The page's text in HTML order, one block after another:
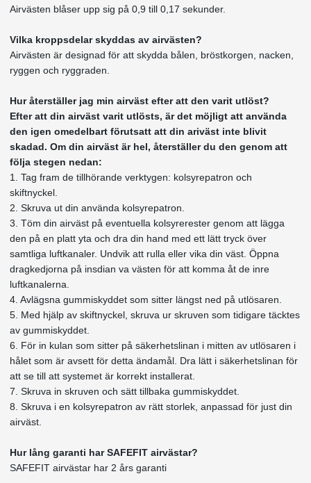
Airvästen blåser upp sig på 0,9 till 0,17 sekunder.
Vilka kroppsdelar skyddas av airvästen?
Airvästen är designad för att skydda bålen, bröstkorgen, nacken,
ryggen och ryggraden.
Hur återställer jag min airväst efter att den varit utlöst?
Efter att din airväst varit utlösts, är det möjligt att använda
den igen omedelbart förutsatt att din ariväst inte blivit
skadad. Om din airväst är hel, återställer du den genom att
följa stegen nedan:
1. Tag fram de tillhörande verktygen: kolsyrepatron och
skiftnyckel.
2. Skruva ut din använda kolsyrepatron.
3. Töm din airväst på eventuella kolsyrerester genom att lägga
den på en platt yta och dra din hand med ett lätt tryck över
samtliga luftkanaler. Undvik att rulla eller vika din väst. Öppna
dragkedjorna på insdian va västen för att komma åt de inre
luftkanalerna.
4. Avlägsna gummiskyddet som sitter längst ned på utlösaren.
5. Med hjälp av skiftnyckel, skruva ur skruven som tidigare täcktes
av gummiskyddet.
6. För in kulan som sitter på säkerhetslinan i mitten av utlösaren i
hålet som är avsett för detta ändamål. Dra lätt i säkerhetslinan för
att se till att systemet är korrekt installerat.
7. Skruva in skruven och sätt tillbaka gummiskyddet.
8. Skruva i en kolsyrepatron av rätt storlek, anpassad för just din
airväst.
Hur lång garanti har SAFEFIT airvästar?
SAFEFIT airvästar har 2 års garanti